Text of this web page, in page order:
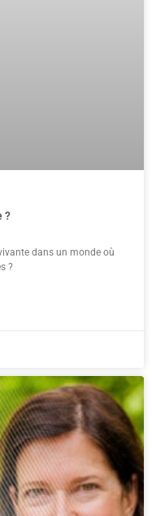
?
dans un monde où
?